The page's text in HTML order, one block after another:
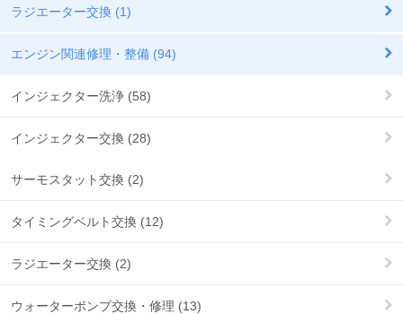
ラジエーター交換 (1)
エンジン関連修理・整備 (94)
インジェクター洗浄 (58)
インジェクター交換 (28)
サーモスタット交換 (2)
タイミングベルト交換 (12)
ラジエーター交換 (2)
ウォーターポンプ交換・修理 (13)